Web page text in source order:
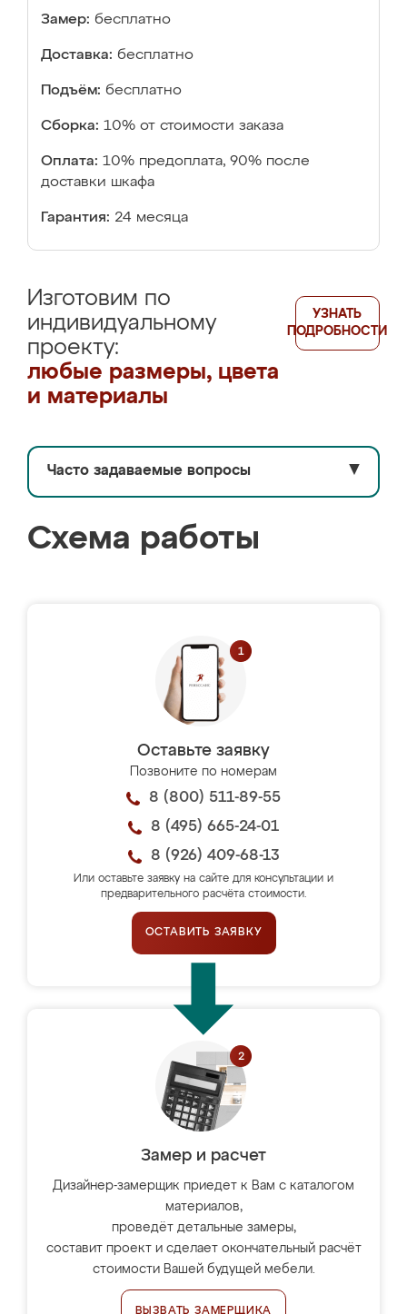
Замер: бесплатно
Доставка: бесплатно
Подъём: бесплатно
Сборка: 10% от стоимости заказа
Оплата: 10% предоплата, 90% после
доставки шкафа
Гарантия: 24 месяца
Изготовим по
индивидуальному
проекту:
любые размеры, цвета
и материалы
УЗНАТЬ
ПОДРОБНОСТИ
Часто задаваемые вопросы ▼
Схема работы
Оставьте заявку
Позвоните по номерам
8 (800) 511-89-55
8 (495) 665-24-01
8 (926) 409-68-13
Или оставьте заявку на сайте для консультации и
предварительного расчёта стоимости.
ОСТАВИТЬ ЗАЯВКУ
Замер и расчет
Дизайнер-замерщик приедет к Вам с каталогом
материалов,
проведёт детальные замеры,
составит проект и сделает окончательный расчёт
стоимости Вашей будущей мебели.
ВЫЗВАТЬ ЗАМЕРЩИКА